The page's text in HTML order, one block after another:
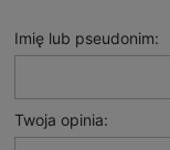
Imię lub pseudonim:
Twoja opinia: